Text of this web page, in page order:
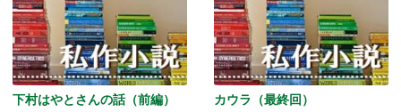
下村はやとさんの話（前編） カウラ（最終回）